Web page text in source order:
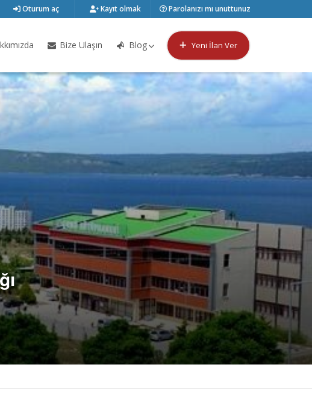
Oturum aç Kayıt olmak Parolanızı mı unuttunuz
Bize Ulaşın Blog Yeni İlan Ver